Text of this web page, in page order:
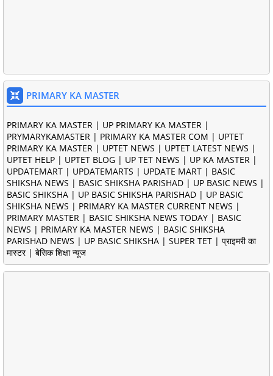
PRIMARY KA MASTER
PRIMARY KA MASTER | UP PRIMARY KA MASTER |
PRYMARYKAMASTER | PRIMARY KA MASTER COM | UPTET
PRIMARY KA MASTER | UPTET NEWS | UPTET LATEST NEWS |
UPTET HELP | UPTET BLOG | UP TET NEWS | UP KA MASTER |
UPDATEMART | UPDATEMARTS | UPDATE MART | BASIC
SHIKSHA NEWS | BASIC SHIKSHA PARISHAD | UP BASIC NEWS |
BASIC SHIKSHA | UP BASIC SHIKSHA PARISHAD | UP BASIC
SHIKSHA NEWS | PRIMARY KA MASTER CURRENT NEWS |
PRIMARY MASTER | BASIC SHIKSHA NEWS TODAY | BASIC
NEWS | PRIMARY KA MASTER NEWS | BASIC SHIKSHA
PARISHAD NEWS | UP BASIC SHIKSHA | SUPER TET | प्राइमरी का
मास्टर | बेसिक शिक्षा न्यूज